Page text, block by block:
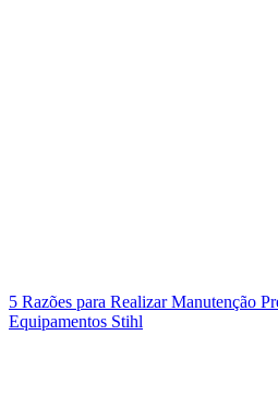
5 Razões para Realizar Manutenção
Equipamentos Stihl